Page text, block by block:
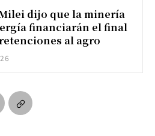
dijo que la minería
financiarán el final
al agro